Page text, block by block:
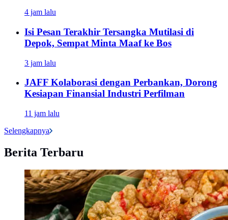
4 jam lalu
Isi Pesan Terakhir Tersangka Mutilasi di
Depok, Sempat Minta Maaf ke Bos
3 jam lalu
JAFF Kolaborasi dengan Perbankan, Dorong
Kesiapan Finansial Industri Perfilman
11 jam lalu
Selengkapnya
Berita Terbaru